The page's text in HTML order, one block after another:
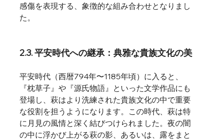
感傷を表現する、象徴的な組み合わせとなりまし
た。
2.3. 平安時代への継承：典雅な貴族文化の美
平安時代（西暦794年〜1185年頃）に入ると、
『枕草子』や『源氏物語』といった文学作品にも
登場し、萩はより洗練された貴族文化の中で重要
な役割を担うようになります。この時代、萩は特
に月見の風情と深く結びつけられました。夜の闇
の中に浮かび上がる萩の影、あるいは、露をまと